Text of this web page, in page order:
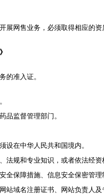
展网售业务，必须取得相应的资
的准入证。
品监督管理部门。
设在中华人民共和国境内。
法规和专业知识，或者依法经资
全保障措施、信息安全保密管理
站域名注册证书、网站负责人